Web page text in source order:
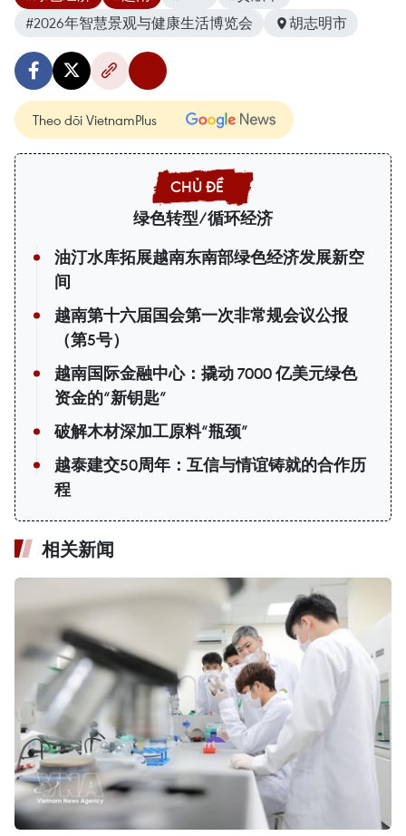
#2026年智慧景观与健康生活博览会
胡志明市
Theo dõi VietnamPlus
绿色转型/循环经济
油汀水库拓展越南东南部绿色经济发展新空
间
越南第十六届国会第一次非常规会议公报
（第5号）
越南国际金融中心：撬动 7000 亿美元绿色
资金的“新钥匙”
破解木材深加工原料“瓶颈”
越泰建交50周年：互信与情谊铸就的合作历
程
相关新闻